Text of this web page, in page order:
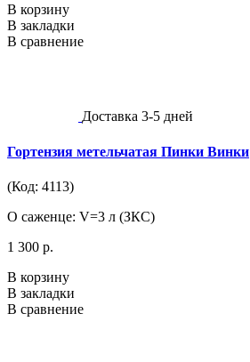
В корзину
В закладки
В сравнение
Доставка 3-5 дней
Гортензия метельчатая Пинки Винки
(Код: 4113)
О саженце: V=3 л (ЗКС)
1 300 р.
В корзину
В закладки
В сравнение